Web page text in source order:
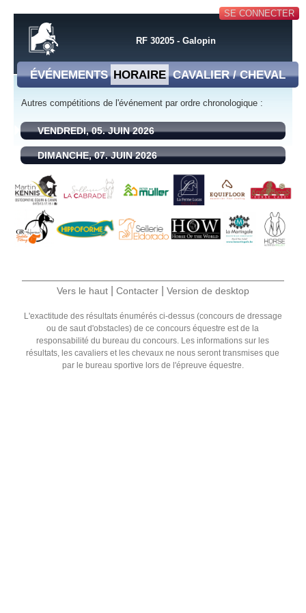
SE CONNECTER
RF 30205 - Galopin
ÉVÉNEMENTS HORAIRE CAVALIER / CHEVAL
Autres compétitions de l'événement par ordre chronologique :
VENDREDI, 05. JUIN 2026
DIMANCHE, 07. JUIN 2026
Vers le haut Contacter Version de desktop
L'exactitude des résultats énumérés ci-dessus (concours de dressage
ou de saut d'obstacles) de ce concours équestre est de la
responsabilité du bureau du concours. Les informations sur les
résultats, les cavaliers et les chevaux ne nous seront transmises que
par le bureau sportive lors de l'épreuve équestre.